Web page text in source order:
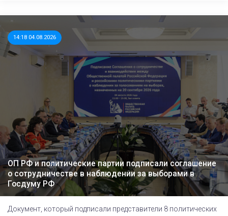
14:18 04.08.2026
ОП РФ и политические партии подписали соглашение
о сотрудничестве в наблюдении за выборами в
Госдуму РФ
Документ, который подписали представители 8 политических